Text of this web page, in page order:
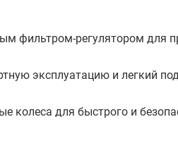
фильтром-регулятором для
эксплуатацию и легкий
колеса для быстрого и